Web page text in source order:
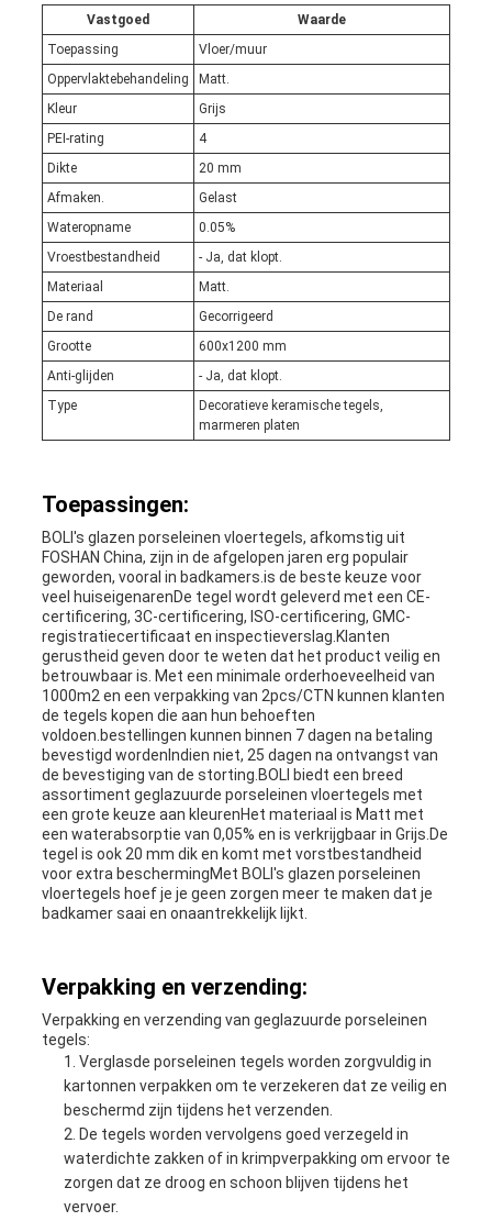
Vastgoed
Waarde
Toepassing
Vloer/muur
Oppervlaktebehandeling
Matt.
Kleur
Grijs
PEI-rating
4
Dikte
20 mm
Afmaken.
Gelast
Wateropname
0.05%
Vroestbestandheid
- Ja, dat klopt.
Materiaal
Matt.
De rand
Gecorrigeerd
Grootte
600x1200 mm
Anti-glijden
- Ja, dat klopt.
Type
Decoratieve keramische tegels,
marmeren platen
Toepassingen:
BOLI's glazen porseleinen vloertegels, afkomstig uit
FOSHAN China, zijn in de afgelopen jaren erg populair
geworden, vooral in badkamers.is de beste keuze voor
veel huiseigenarenDe tegel wordt geleverd met een CE-
certificering, 3C-certificering, ISO-certificering, GMC-
registratiecertificaat en inspectieverslag.Klanten
gerustheid geven door te weten dat het product veilig en
betrouwbaar is. Met een minimale orderhoeveelheid van
1000m2 en een verpakking van 2pcs/CTN kunnen klanten
de tegels kopen die aan hun behoeften
voldoen.bestellingen kunnen binnen 7 dagen na betaling
bevestigd wordenIndien niet, 25 dagen na ontvangst van
de bevestiging van de storting.BOLI biedt een breed
assortiment geglazuurde porseleinen vloertegels met
een grote keuze aan kleurenHet materiaal is Matt met
een waterabsorptie van 0,05% en is verkrijgbaar in Grijs.De
tegel is ook 20 mm dik en komt met vorstbestandheid
voor extra beschermingMet BOLI's glazen porseleinen
vloertegels hoef je je geen zorgen meer te maken dat je
badkamer saai en onaantrekkelijk lijkt.
Verpakking en verzending:
Verpakking en verzending van geglazuurde porseleinen
tegels:
Verglasde porseleinen tegels worden zorgvuldig in
kartonnen verpakken om te verzekeren dat ze veilig en
beschermd zijn tijdens het verzenden.
De tegels worden vervolgens goed verzegeld in
waterdichte zakken of in krimpverpakking om ervoor te
zorgen dat ze droog en schoon blijven tijdens het
vervoer.